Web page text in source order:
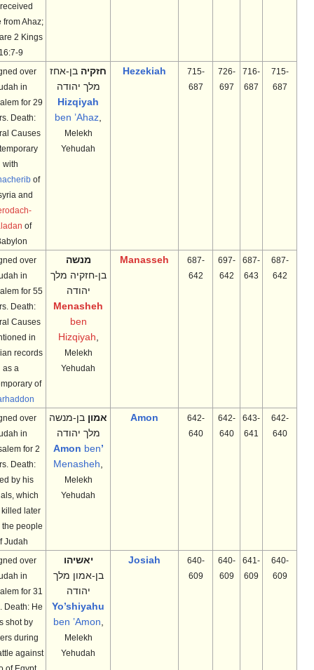
he received
tribute from Ahaz;
compare 2 Kings
716-
687
726-
697
715-
687
Hezekiah חזקיה בן-אחז
מלך יהודה
Hizqiyah
ben ’Ahaz
Melekh
Yehudah
Reigned over
Judah in
Jerusalem for 29
years. Death:
Natural Causes
Contemporary
Sennacherib
Assyria and
Merodach-
Baladan
Babylon.
687-
643
697-
642
687-
642
Manasseh
בן-חזקיה מלך
Menasheh
Hizqiyah
Melekh
Yehudah
Reigned over
Judah in
Jerusalem for 55
years. Death:
Natural Causes
Mentioned in
Assyrian records
contemporary of
Esarhaddon
643-
641
642-
640
642-
640
Amon אמון
בן-מנשה
מלך יהודה
Menasheh
Melekh
Yehudah
Reigned over
Judah in
Jerusalem for 2
years. Death:
Killed by his
officials, which
were killed later
on by the people
of Judah.
641-
609
640-
609
640-
609
Josiah
יאשיהו
בן-אמון מלך
Yo’shiyahu
ben ’Amon
Melekh
Yehudah
Reigned over
Judah in
Jerusalem for 31
years. Death: He
was shot by
archers during
the battle against
Neco of Egypt.